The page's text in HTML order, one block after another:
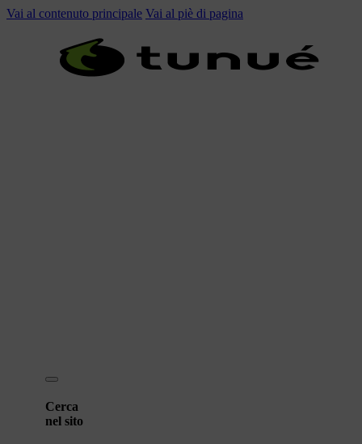
Vai al contenuto principale Vai al piè di pagina
Cerca
nel sito